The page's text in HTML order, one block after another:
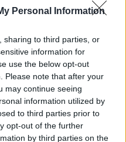
Personal Information
sharing to third parties, or
information for
use the below opt-out
Please note that after your
may continue seeing
information utilized by
to third parties prior to
opt-out of the further
by third parties on the